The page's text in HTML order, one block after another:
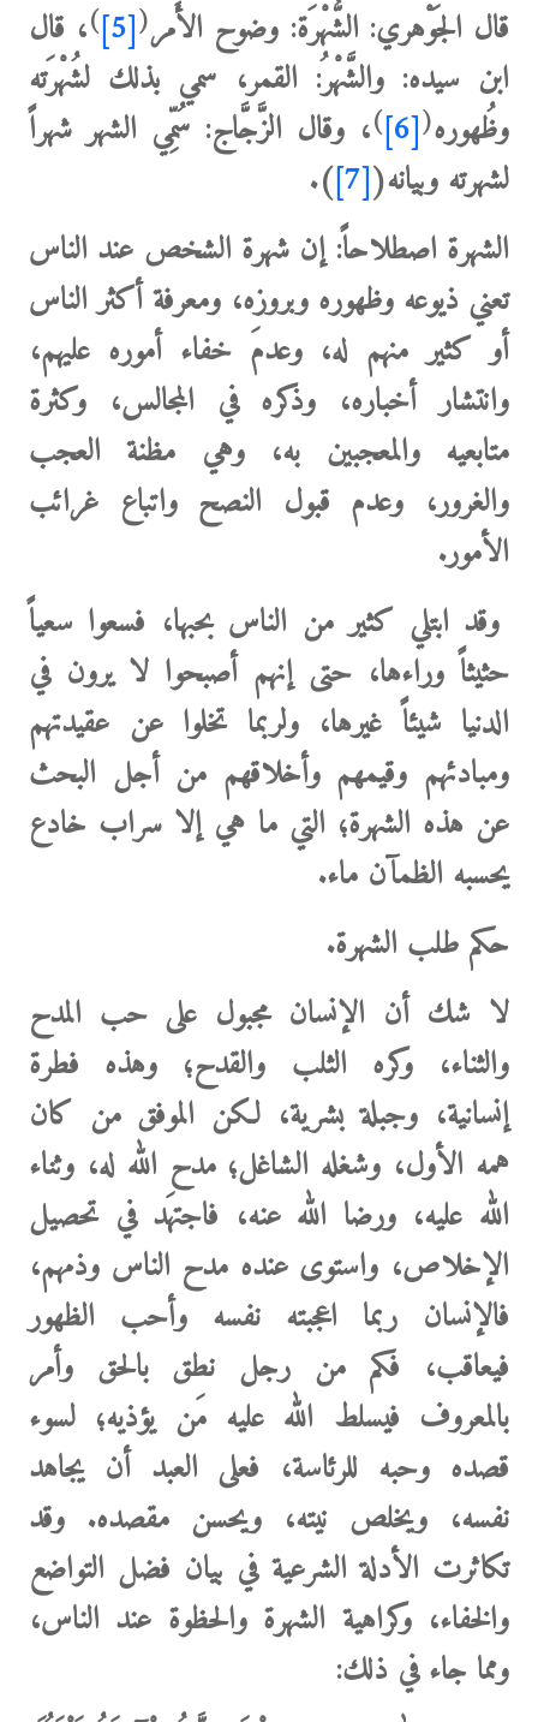
قال الجَوْهري: الشُّهْرَة: وضوح الأَمر(
[5]
)، قال
ابن سيده: والشَّهْرُ: القمر، سمي بذلك لشُهْرَته
وظُهوره(
[6]
)، وقال الزَّجَّاج: سُمِّي الشهر شهراً
لشهرته وبيانه([7]
).
الشهرة اصطلاحاً:إن شهرة الشخص عند الناس
تعني ذيوعه وظهوره وبروزه، ومعرفة أكثر الناس
أو كثير منهم له، وعدمَ خفاء أموره عليهم،
وانتشار أخباره، وذكره في المجالس، وكثرة
متابعيه والمعجبين به، وهي مظنة العجب
والغرور، وعدم قبول النصح واتباع غرائب
الأمور.
وقد ابتلي كثير من الناس بحبها، فسعوا سعياً
حثيثاً وراءها، حتى إنهم أصبحوا لا يرون في
الدنيا شيئاً غيرها، ولربما تخلوا عن عقيدتهم
ومبادئهم وقيمهم وأخلاقهم من أجل البحث
عن هذه الشهرة؛ التي ما هي إلا سراب خادع
يحسبه الظمآن ماء.
حكم طلب الشهرة.
لا شك أن الإنسان مجبول على حب المدح
والثناء، وكره الثلب والقدح؛ وهذه فطرة
إنسانية، وجبلة بشرية، لكن الموفق من كان
همه الأول، وشغله الشاغل؛ مدح الله له، وثناء
الله عليه، ورضا الله عنه، فاجتهَد في تحصيل
الإخلاص، واستوى عنده مدح الناس وذمهم،
فالإنسان ربما اعجبته نفسه وأحب الظهور
فيعاقب، فكم من رجل نطق بالحق وأمر
بالمعروف فيسلط الله عليه مَن يؤذيه؛ لسوء
قصده وحبه للرئاسة، فعلى العبد أن يجاهد
نفسه، ويخلص نيته، ويحسن مقصده. وقد
تكاثرت الأدلةالشرعية في بيان فضل التواضع
والخفاء، وكراهية الشهرة والحظوة عند الناس،
ومما جاء في ذلك: